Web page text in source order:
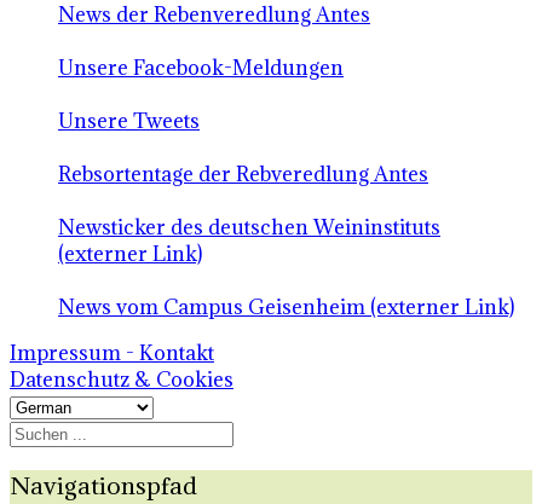
News der Rebenveredlung Antes
Unsere Facebook-Meldungen
Unsere Tweets
Rebsortentage der Rebveredlung Antes
Newsticker des deutschen Weininstituts
(externer Link)
News vom Campus Geisenheim (externer Link)
Impressum - Kontakt
Datenschutz & Cookies
Navigationspfad